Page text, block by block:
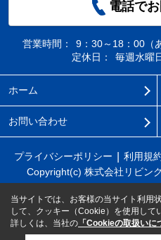
電話で
営業時間：
9：30～18：00（
定休日：
毎週水曜
ホーム
お問い合わせ
プライバシーポリシー 利用規
Copyright(c) 株式会社リビン
当サイトでは、お客様の当サイト利用
して、クッキー（Cookie）を使用して
詳しくは、当社の 「Cookieの取扱いに